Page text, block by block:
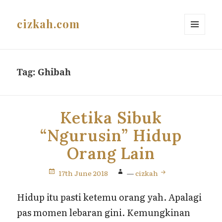
cizkah.com
Tag: Ghibah
Ketika Sibuk
“Ngurusin” Hidup
Orang Lain
17th June 2018 —cizkah
Hidup itu pasti ketemu orang yah. Apalagi
pas momen lebaran gini. Kemungkinan